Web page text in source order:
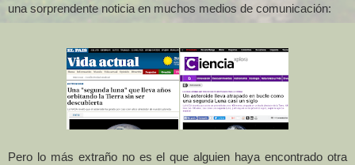
una sorprendente noticia en muchos medios de comunicación:
Pero lo más extraño no es el que alguien haya encontrado otra